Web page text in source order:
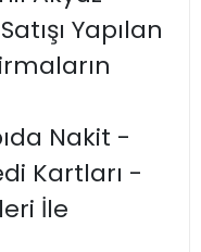
Yapılan
Nakit -
Kartları -
İle